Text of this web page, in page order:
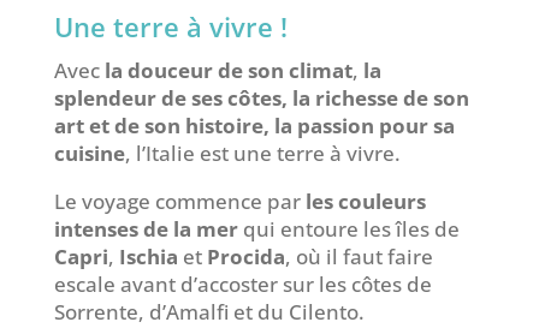
Une terre à vivre !
Avec la douceur de son climat, la
splendeur de ses côtes, la richesse de son
art et de son histoire, la passion pour sa
cuisine, l’Italie est une terre à vivre.
Le voyage commence parles couleurs
intenses de la merqui entoure les îles de
Capri, Ischia et Procida, où il faut faire
escale avant d’accoster sur les côtes de
Sorrente, d’Amalfi et du Cilento.